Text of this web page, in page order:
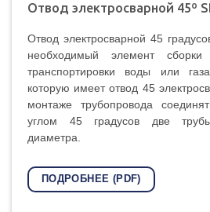
Oтвод электросварной 45º
Отвод электросварной 45
необходимый элемент сборки
транспортировки воды или
которую имеет отвод 45
монтаже трубопровода
углом 45 градусов две
диаметра.
ПОДРОБНЕЕ (PDF)